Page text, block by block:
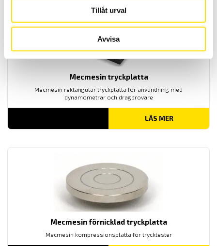
Tillåt urval
Avvisa
Mecmesin tryckplatta
Mecmesin rektangulär tryckplatta för användning med
dynamometrar och dragprovare
LÄS MER
Mecmesin förnicklad tryckplatta
Mecmesin kompressionsplatta för trycktester